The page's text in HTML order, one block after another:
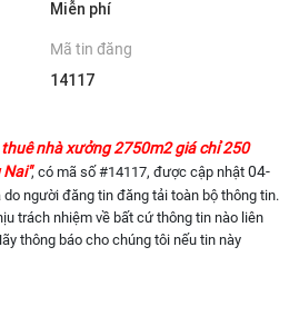
Miễn phí
Mã tin đăng
14117
thuê nhà xưởng 2750m2 giá chỉ 250
, có mã số #14117, được cập nhật 04-
do người đăng tin đăng tải toàn bộ thông tin.
trách nhiệm về bất cứ thông tin nào liên
thông báo cho chúng tôi nếu tin này